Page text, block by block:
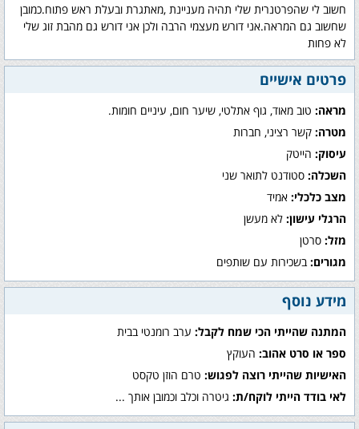
חשוב לי שהפרטנרית שלי תהיה מעניינת ,מאתגרת ובעלת ראש פתוח.כמובן
שחשוב גם המראה.אני דורש מעצמי הרבה ולכן אני דורש גם מהבת זוג שלי
לא פחות
פרטים אישיים
מראה: טוב מאוד, גוף אתלטי, שיער חום, עיניים חומות.
מטרה: קשר רציני, חברות
עיסוק: הייטק
השכלה: סטודנט לתואר שני
מצב כלכלי: אמיד
הרגלי עישון: לא מעשן
מזל: סרטן
מגורים: בשכירות עם שותפים
מידע נוסף
המתנה שהייתי הכי שמח לקבל: ערב רומנטי בבית
ספר או סרט אהוב: העוקץ
האישיות שהייתי רוצה לפגוש: טרם הוזן טקסט
לאי בודד הייתי לוקח/ת: גיטרה וכלב וכמובן אותך ...